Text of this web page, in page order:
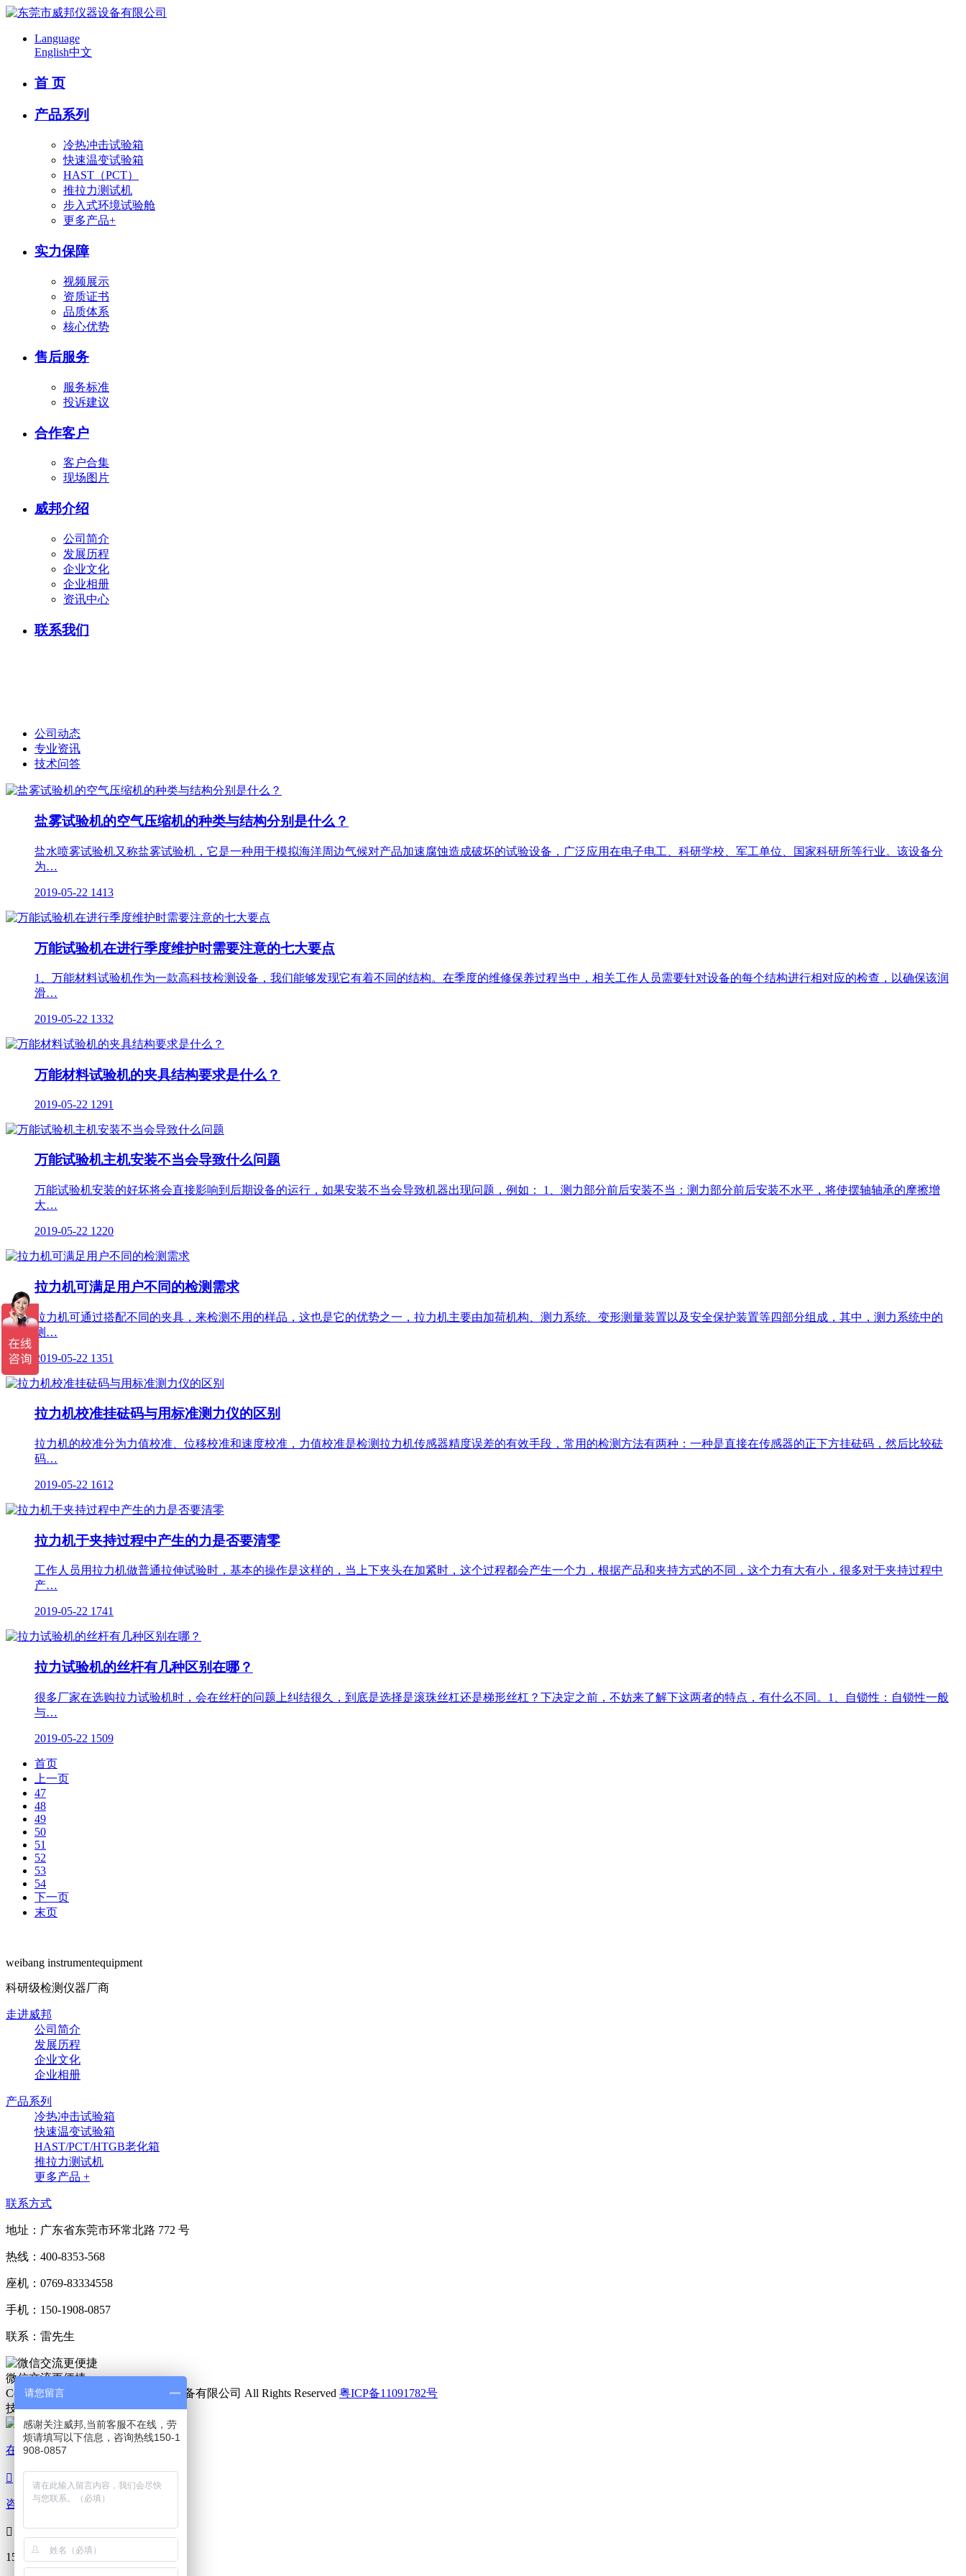
Language
English中文
首 页
产品系列
冷热冲击试验箱
快速温变试验箱
HAST（PCT）
推拉力测试机
步入式环境试验舱
更多产品+
实力保障
视频展示
资质证书
品质体系
核心优势
售后服务
服务标准
投诉建议
合作客户
客户合集
现场图片
威邦介绍
公司简介
发展历程
企业文化
企业相册
资讯中心
联系我们
公司动态
专业资讯
技术问答
盐雾试验机的空气压缩机的种类与结构分别是什么？
盐水喷雾试验机又称盐雾试验机，它是一种用于模拟海洋周边气候对产品加速腐蚀造成破坏的试验设备，广泛应用在电子电工、科研学校、军工单位、国家科研所等行业。该设备分
为…
2019-05-22 1413
万能试验机在进行季度维护时需要注意的七大要点
1、万能材料试验机作为一款高科技检测设备，我们能够发现它有着不同的结构。在季度的维修保养过程当中，相关工作人员需要针对设备的每个结构进行相对应的检查，以确保该润
滑…
2019-05-22 1332
万能材料试验机的夹具结构要求是什么？
2019-05-22 1291
万能试验机主机安装不当会导致什么问题
万能试验机安装的好坏将会直接影响到后期设备的运行，如果安装不当会导致机器出现问题，例如： 1、测力部分前后安装不当：测力部分前后安装不水平，将使摆轴轴承的摩擦增
大…
2019-05-22 1220
拉力机可满足用户不同的检测需求
拉力机可通过搭配不同的夹具，来检测不用的样品，这也是它的优势之一，拉力机主要由加荷机构、测力系统、变形测量装置以及安全保护装置等四部分组成，其中，测力系统中的
测…
2019-05-22 1351
拉力机校准挂砝码与用标准测力仪的区别
拉力机的校准分为力值校准、位移校准和速度校准，力值校准是检测拉力机传感器精度误差的有效手段，常用的检测方法有两种：一种是直接在传感器的正下方挂砝码，然后比较砝
码…
2019-05-22 1612
拉力机于夹持过程中产生的力是否要清零
工作人员用拉力机做普通拉伸试验时，基本的操作是这样的，当上下夹头在加紧时，这个过程都会产生一个力，根据产品和夹持方式的不同，这个力有大有小，很多对于夹持过程中
产…
2019-05-22 1741
拉力试验机的丝杆有几种区别在哪？
很多厂家在选购拉力试验机时，会在丝杆的问题上纠结很久，到底是选择是滚珠丝杠还是梯形丝杠？下决定之前，不妨来了解下这两者的特点，有什么不同。1、自锁性：自锁性一般
与…
2019-05-22 1509
首页
上一页
47
48
49
50
51
52
53
54
下一页
末页
weibang instrumentequipment
科研级检测仪器厂商
走进威邦
公司简介
发展历程
企业文化
企业相册
产品系列
冷热冲击试验箱
快速温变试验箱
HAST/PCT/HTGB老化箱
推拉力测试机
更多产品 +
联系方式
地址：广东省东莞市环常北路 772 号
热线：400-8353-568
座机：0769-83334558
手机：150-1908-0857
联系：雷先生
微信交流更便捷
Copyright © 2019 东莞市威邦仪器设备有限公司 All Rights Reserved 粤ICP备11091782号
技术支持：微观网络
在线咨询

咨询热线

150-1908-0857
请您留言
感谢关注威邦,当前客服不在线，劳
烦请填写以下信息，咨询热线150-1
908-0857